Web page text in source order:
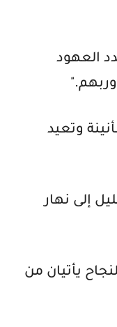
العهود
وتعيد
إلى نهار
يأتيان من